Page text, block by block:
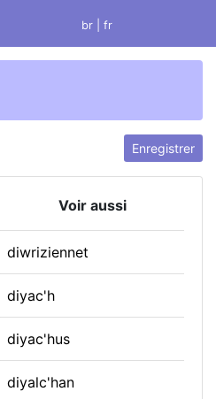
br | fr
Enregistrer
Voir aussi
diwriziennet
diyac'h
diyac'hus
diyalc'han